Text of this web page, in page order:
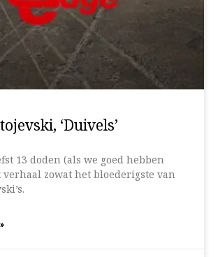
‘Duivels’
13 doden (als we goed hebben
zowat het bloederigste van